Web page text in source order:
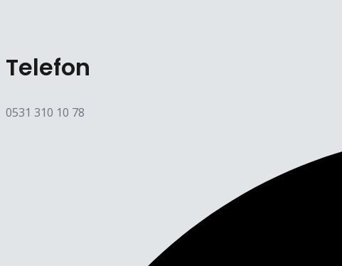
Telefon
0531 310 10 78